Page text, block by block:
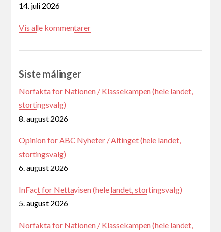
14. juli 2026
Vis alle kommentarer
Siste målinger
Norfakta for Nationen / Klassekampen (hele landet,
stortingsvalg)
8. august 2026
Opinion for ABC Nyheter / Altinget (hele landet,
stortingsvalg)
6. august 2026
InFact for Nettavisen (hele landet, stortingsvalg)
5. august 2026
Norfakta for Nationen / Klassekampen (hele landet,